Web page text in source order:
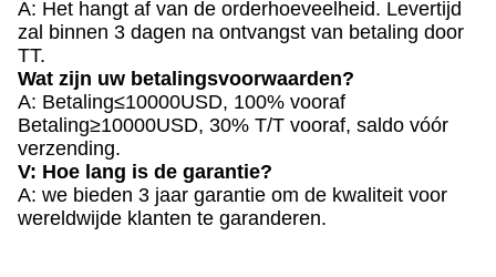
A: Het hangt af van de orderhoeveelheid. Levertijd
zal binnen 3 dagen na ontvangst van betaling door
TT.
Wat zijn uw betalingsvoorwaarden?
A: Betaling≤10000USD, 100% vooraf
Betaling≥10000USD, 30% T/T vooraf, saldo vóór
verzending.
V: Hoe lang is de garantie?
A: we bieden 3 jaar garantie om de kwaliteit voor
wereldwijde klanten te garanderen.